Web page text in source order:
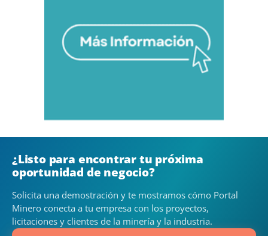
¿Listo para encontrar tu próxima
oportunidad de negocio?
Solicita una demostración y te mostramos cómo Portal
Minero conecta a tu empresa con los proyectos,
licitaciones y clientes de la minería y la industria.